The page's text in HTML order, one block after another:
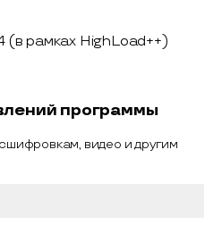
рамках HighLoad++)
программы
видео и другим